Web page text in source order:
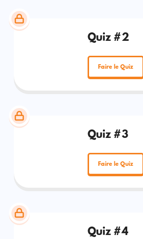
Quiz #2
Faire le Quiz
Quiz #3
Faire le Quiz
Quiz #4